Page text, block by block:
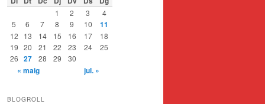
1 2 3
4
5
6 7 8 9 10 11
12 13 14 15 16 17
18
19 20 21 22 23 24
25
26 27 28 29 30
« maig jul. »
BLOGROLL